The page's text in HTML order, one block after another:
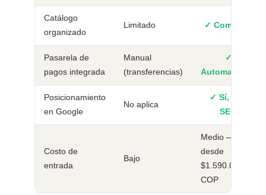
Catálogo
organizado
Limitado ✓ Completo
Pasarela de
pagos integrada
Manual
(transferencias)
✓
Automatizada
Posicionamiento
en Google
No aplica
✓ Sí, con
SEO
Costo de
entrada
Bajo
Medio —
desde
$1.590.000
COP